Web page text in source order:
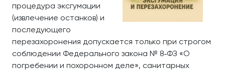
процедура эксгумации
(извлечение останков) и
последующего
перезахоронения допускается только при строгом
соблюдении Федерального закона № 8‑ФЗ «О
погребении и похоронном деле», санитарных